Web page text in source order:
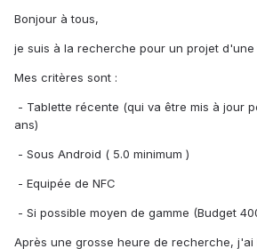
Bonjour à tous,
je suis à la recherche pour un projet d'une
Mes critères sont :
- Tablette récente (qui va être mis à jour
ans)
- Sous Android ( 5.0 minimum )
- Equipée de NFC
- Si possible moyen de gamme (Budget
Après une grosse heure de recherche, j'ai